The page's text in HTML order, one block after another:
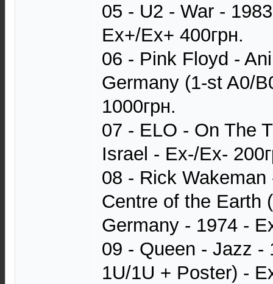
05 - U2 - War -
Ex+/Ex+ 400грн.
06 - Pink Floyd -
Germany (1-st A0/
1000грн.
07 - ELO - On The
Israel - Ex-/Ex-
08 - Rick
Centre of the Earth
Germany - 1974 -
09 - Queen - Jazz -
1U/1U + Poster) -